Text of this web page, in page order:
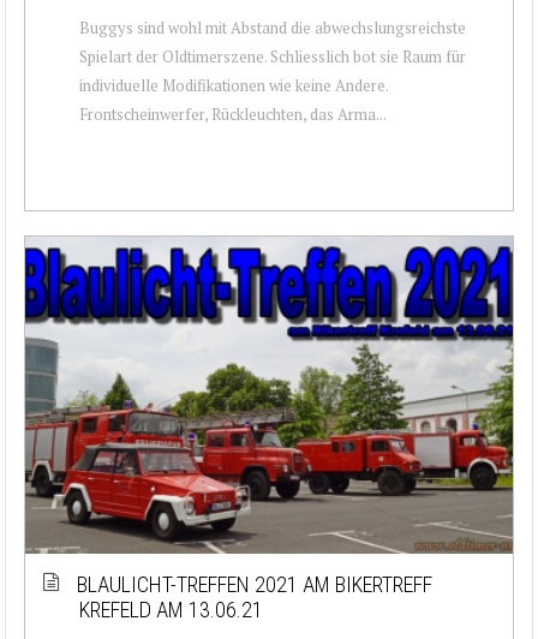
Buggys sind wohl mit Abstand die abwechslungsreichste
Spielart der Oldtimerszene. Schliesslich bot sie Raum für
individuelle Modifikationen wie keine Andere.
Frontscheinwerfer, Rückleuchten, das Arma...
BLAULICHT-TREFFEN 2021 AM BIKERTREFF
KREFELD AM 13.06.21